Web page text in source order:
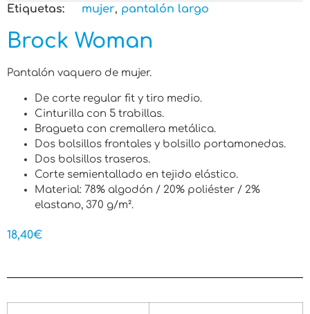
Etiquetas:
mujer, pantalón largo
Brock Woman
Pantalón vaquero de mujer.
De corte regular fit y tiro medio.
Cinturilla con 5 trabillas.
Bragueta con cremallera metálica.
Dos bolsillos frontales y bolsillo portamonedas.
Dos bolsillos traseros.
Corte semientallado en tejido elástico.
Material: 78% algodón / 20% poliéster / 2%
elastano, 370 g/m².
18,40€